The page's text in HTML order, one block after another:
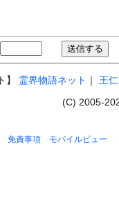
】 霊界物語ネット ｜ 王
(C) 2005-
免責事項 モバイルビュー